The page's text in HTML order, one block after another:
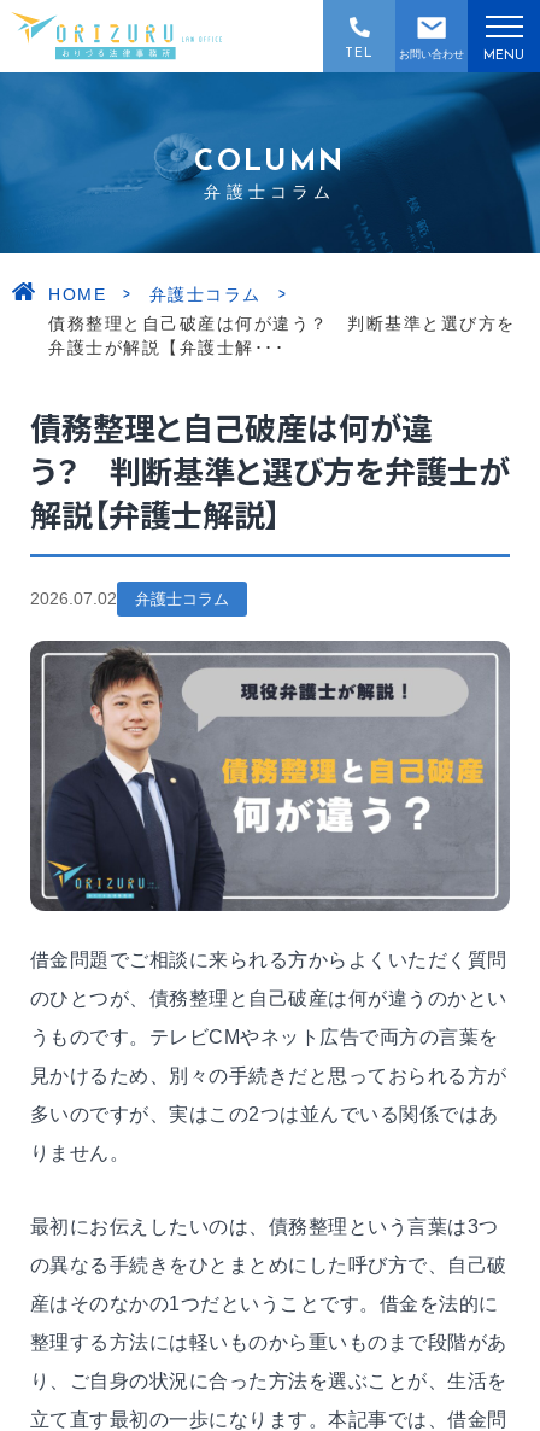
お問い合わせ
TEL MENU
COLUMN
弁護士コラム
HOME > 弁護士コラム >
債務整理と自己破産は何が違う？ 判断基準と選び方を
弁護士が解説【弁護士解･･･
債務整理と自己破産は何が違
う？ 判断基準と選び方を弁護士が
解説【弁護士解説】
2026.07.02 弁護士コラム
借金問題でご相談に来られる方からよくいただく質問
のひとつが、債務整理と自己破産は何が違うのかとい
うものです。テレビCMやネット広告で両方の言葉を
見かけるため、別々の手続きだと思っておられる方が
多いのですが、実はこの2つは並んでいる関係ではあ
りません。
最初にお伝えしたいのは、債務整理という言葉は3つ
の異なる手続きをひとまとめにした呼び方で、自己破
産はそのなかの1つだということです。借金を法的に
整理する方法には軽いものから重いものまで段階があ
り、ご自身の状況に合った方法を選ぶことが、生活を
立て直す最初の一歩になります。本記事では、借金問